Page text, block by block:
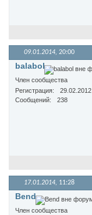
09.01.2014, 20:00
balabol
Член сообщества
Регистрация
29.02.2012
Сообщений
238
17.01.2014, 11:28
Bend
Член сообщества